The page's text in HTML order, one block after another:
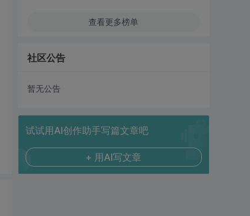
查看更多榜单
社区公告
暂无公告
试试用AI创作助手写篇文章吧
+ 用AI写文章